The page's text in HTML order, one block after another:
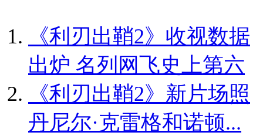
《利刃出鞘2》收视数据
出炉 名列网飞史上第六
《利刃出鞘2》新片场照
丹尼尔·克雷格和诺顿...